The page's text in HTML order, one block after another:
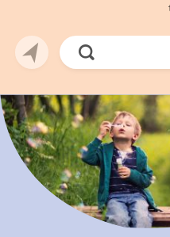
Cerca
ora